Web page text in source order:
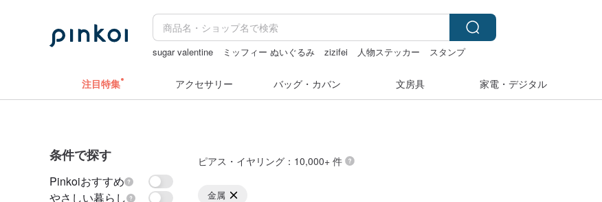
sugar valentine ミッフィー ぬいぐるみ zizifei 人物ステッカー
スタンプ
注目特集 アクセサリー バッグ・カバン 文房具 家電・デジタル
条件で探す
Pinkoiおすすめ
やさしい暮らし
ピアス・イヤリング ：10,000+ 件
金属